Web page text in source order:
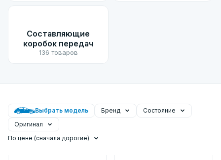
Составляющие
коробок передач
136 товаров
Выбрать модель Бренд
Состояние
Оригинал
По цене (сначала дорогие)